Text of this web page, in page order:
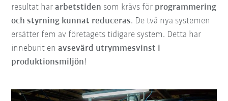
resultat hararbetstiden som krävs för programmering
och styrning kunnat reduceras. De två nya systemen
ersätter fem av företagets tidigare system. Detta har
inneburit enavsevärd utrymmesvinst i
produktionsmiljön!